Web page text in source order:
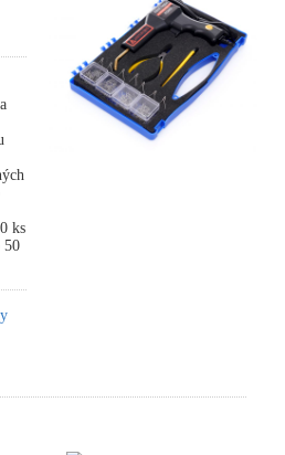
ks
50